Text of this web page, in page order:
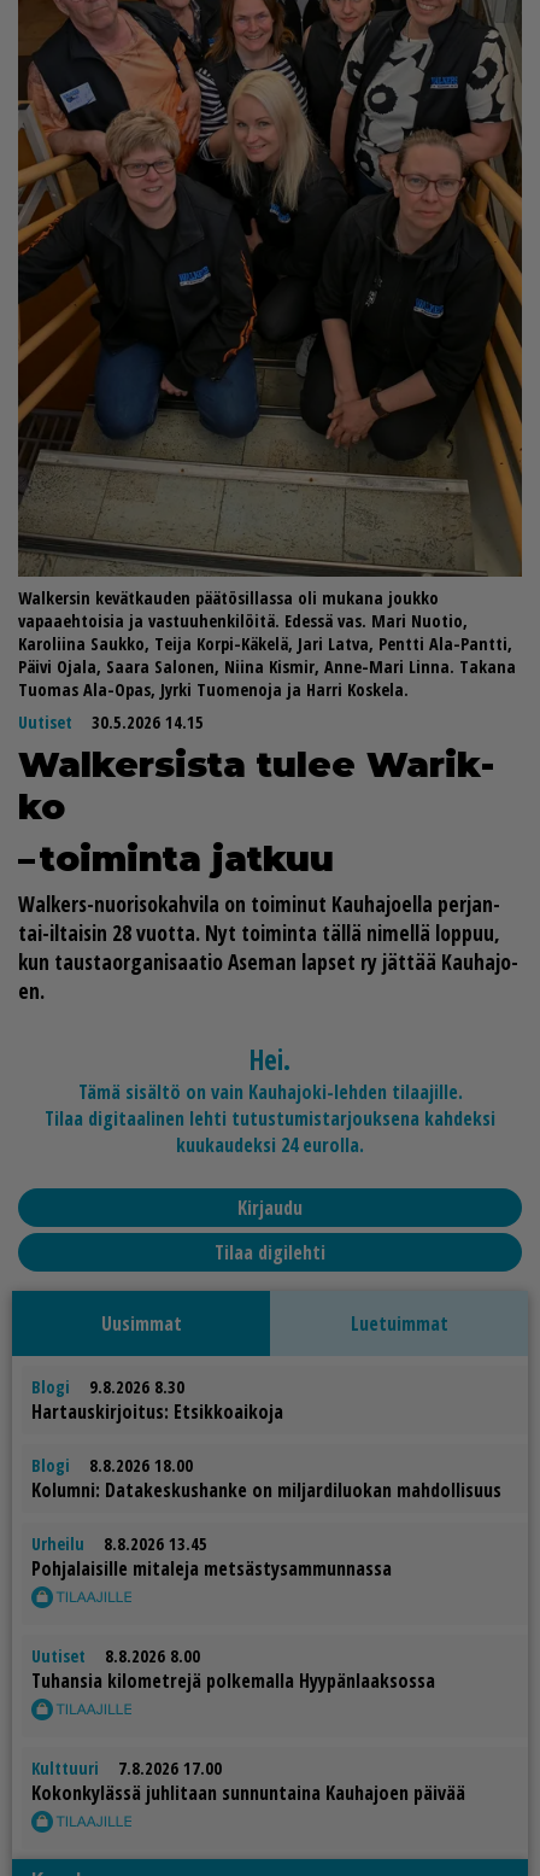
Walkersin kevätkauden päätösillassa oli mukana joukko
vapaaehtoisia ja vastuuhenkilöitä. Edessä vas. Mari Nuotio,
Karoliina Saukko, Teija Korpi-Käkelä, Jari Latva, Pentti Ala-Pantti,
Päivi Ojala, Saara Salonen, Niina Kismir, Anne-Mari Linna. Takana
Tuomas Ala-Opas, Jyrki Tuomenoja ja Harri Koskela.
Uutiset
30.5.2026 14.15
Wal­ker­sis­ta tu­lee Wa­rik­
ko
– toi­min­ta jat­kuu
Wal­kers-nuo­ri­so­kah­vi­la on toi­mi­nut Kau­ha­jo­el­la per­jan­
tai-il­tai­sin 28 vuot­ta. Nyt toi­min­ta täl­lä ni­mel­lä lop­puu,
kun taus­ta­or­ga­ni­saa­tio Ase­man lap­set ry jät­tää Kau­ha­jo­
en.
Hei.
Tämä sisältö on vain Kauhajoki-lehden tilaajille.
Tilaa digitaalinen lehti tutustumistarjouksena kahdeksi
kuukaudeksi 24 eurolla.
Kirjaudu
Tilaa digilehti
Uusimmat Luetuimmat
Blogi 9.8.2026 8.30
Har­taus­kir­joi­tus: Et­sik­ko­ai­ko­ja
Blogi 8.8.2026 18.00
Ko­lum­ni: Da­ta­kes­kus­han­ke on mil­jar­di­luo­kan mah­dol­li­suus
Urheilu 8.8.2026 13.45
Poh­ja­lai­sil­le mi­ta­le­ja met­säs­ty­sam­mun­nas­sa
Uutiset 8.8.2026 8.00
Tu­han­sia ki­lo­met­re­jä pol­ke­mal­la Hyy­pän­laak­sos­sa
Kulttuuri 7.8.2026 17.00
Ko­kon­ky­läs­sä juh­li­taan sun­nun­tai­na Kau­ha­jo­en päi­vää